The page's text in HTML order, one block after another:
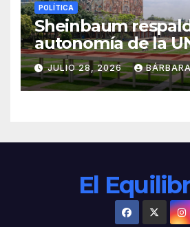
POLÍTICA
Sheinbaum
autonomía de la
resolver polémica
examen de ingreso
JULIO 28, 2026
El